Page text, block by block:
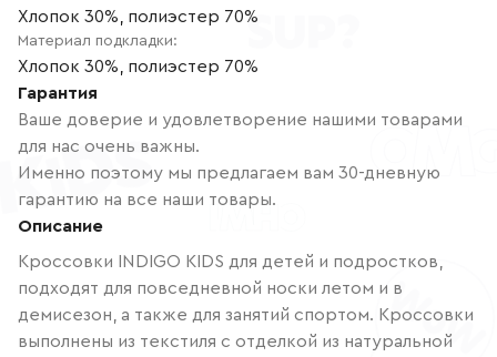
Хлопок 30%, полиэстер 70%
Материал подкладки:
Хлопок 30%, полиэстер 70%
Гарантия
Ваше доверие и удовлетворение нашими товарами
для нас очень важны.
Именно поэтому мы предлагаем вам 30-дневную
гарантию на все наши товары.
Описание
Кроссовки INDIGO KIDS для детей и подростков,
подходят для повседневной носки летом и в
демисезон, а также для занятий спортом. Кроссовки
выполнены из текстиля с отделкой из натуральной